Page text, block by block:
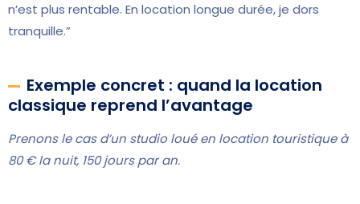
n’est plus rentable. En location longue durée, je dors
tranquille.”
Exemple concret : quand la location
classique reprend l’avantage
Prenons le cas d’un studio loué en location touristique à
80 € la nuit, 150 jours par an.